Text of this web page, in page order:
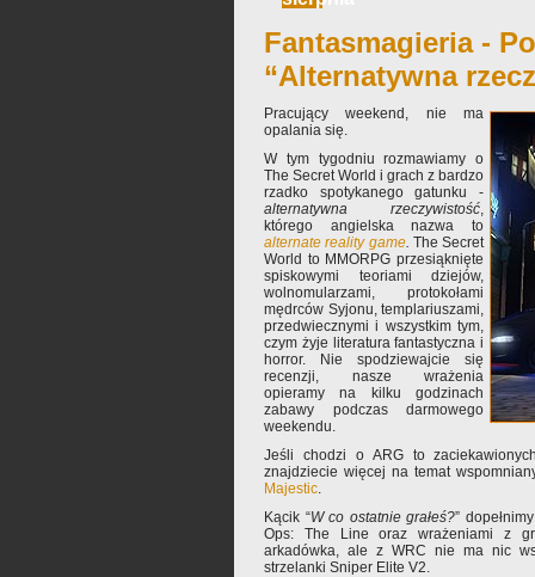
Fantasmagieria -
“Alternatywna
Pracujący weekend, nie ma
opalania się.
W tym tygodniu rozmawiamy o
The Secret World i grach z bardzo
rzadko spotykanego gatunku -
alternatywna rzeczywistość,
którego angielska nazwa to
alternate reality game. The Secret
World to MMORPG przesiąknięte
spiskowymi teoriami dziejów,
wolnomularzami, protokołami
mędrców Syjonu, templariuszami,
przedwiecznymi i wszystkim tym,
czym żyje literatura fantastyczna i
horror. Nie spodziewajcie się
recenzji, nasze wrażenia
opieramy na kilku godzinach
zabawy podczas darmowego
weekendu.
Jeśli chodzi o ARG to
znajdziecie więcej na temat
Majestic.
Kącik “W co ostatnie grałeś?”
Ops: The Line oraz wrażeniami z
arkadówka, ale z WRC nie ma nic
strzelanki Sniper Elite V2.